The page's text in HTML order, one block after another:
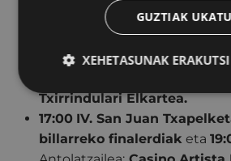
XC. Txirrindularitzako
Nagusia – Gipuzkoako
kategoria.Irteera eta helmuga
Txirrindulari Elkartea.
17:00 IV. San Juan
billarreko finalerdiak eta
GUZTIAK UKATU
XEHETASUNAK ERAKUTSI